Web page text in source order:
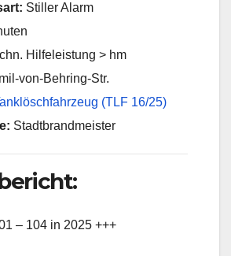
Stiller Alarm
Hilfeleistung > hm
von-Behring-Str.
(TLF 16/25)
Stadtbrandmeister
– 104 in 2025 +++